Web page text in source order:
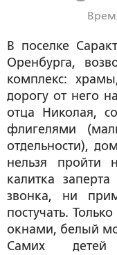
В поселке
Оренбурга,
комплекс:
дорогу от него
отца Николая,
флигелями
отдельности),
нельзя пройти
калитка
звонка, ни
постучать.
окнами, белый
Самих детей